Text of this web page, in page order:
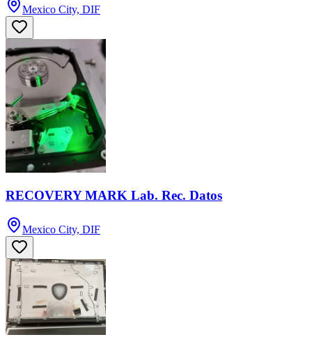
Mexico City, DIF
RECOVERY MARK Lab. Rec. Datos
Mexico City, DIF